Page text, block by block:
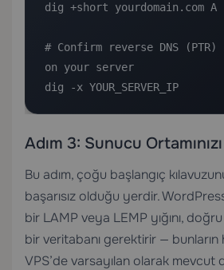
dig +short yourdomain.com A
# Confirm reverse DNS
on your server
dig -x YOUR_SERVER_IP
Adım 3: Sunucu Ortamınızı
Bu adım, çoğu başlangıç
başarısız olduğu yerdir.
bir LAMP veya LEMP yığını,
bir veritabanı gerektirir —
VPS’de varsayılan olarak mevcut